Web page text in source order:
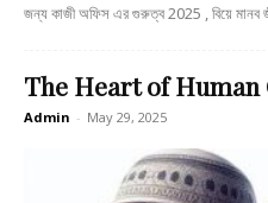
জন্য কাজী অফিস এর গুরুত্ব 2025 , বিয়ে মানব
The Heart of Human
Admin - May 29, 2025